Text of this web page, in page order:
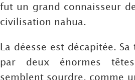
fut un grand connaisseur
civilisation nahua.
La déesse est décapitée.
par deux énormes
semblent sourdre, comme